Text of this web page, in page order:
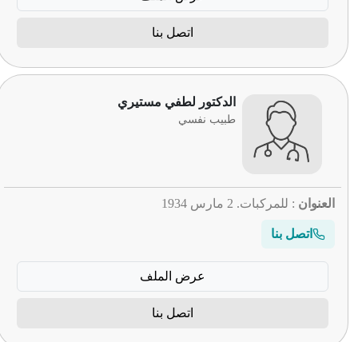
اتصل بنا
الدكتور لطفي مستيري
طبيب نفسي
العنوان : للمركبات. 2 مارس 1934
اتصل بنا
عرض الملف
اتصل بنا